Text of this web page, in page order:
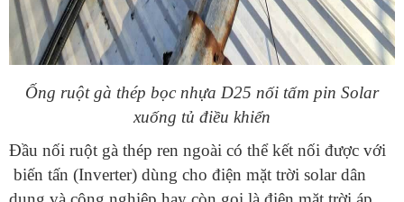
Ống ruột gà thép bọc nhựa D25 nối tấm pin Solar
xuống tủ điều khiển
Đầu nối ruột gà thép ren ngoài có thể kết nối được với
biến tấn (Inverter) dùng cho điện mặt trời solar dân